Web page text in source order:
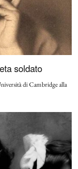
soldato
di Cambridge alla